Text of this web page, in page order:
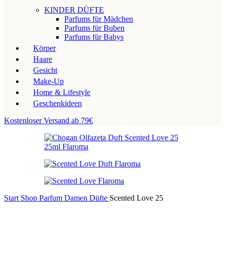
KINDER DÜFTE
Parfums für Mädchen
Parfums für Buben
Parfums für Babys
Körper
Haare
Gesicht
Make-Up
Home & Lifestyle
Geschenkideen
Kostenloser Versand ab 79€
Start Shop Parfum Damen Düfte Scented Love 25